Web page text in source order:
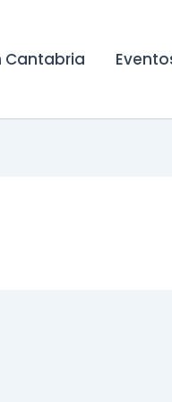
Cantabria